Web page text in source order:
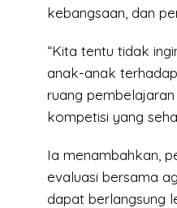
kebangsaan, dan
“Kita tentu tidak
anak-anak
ruang
kompetisi yang
Ia menambahkan,
evaluasi bersama
dapat berlangsung